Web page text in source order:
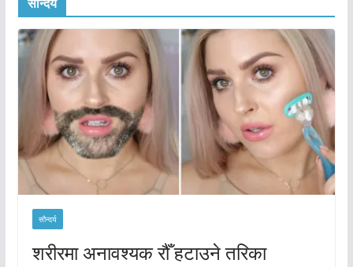
सौन्दर्य
शरीरमा अनावश्यक रौँ हटाउने तरिका